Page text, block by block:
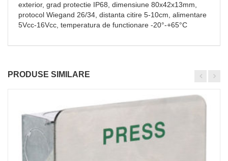
exterior, grad protectie IP68, dimensiune 80x42x13mm,
protocol Wiegand 26/34, distanta citire 5-10cm, alimentare
5Vcc-16Vcc, temperatura de functionare -20°-+65°C
PRODUSE SIMILARE